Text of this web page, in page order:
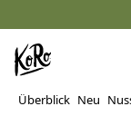
Überblick Neu